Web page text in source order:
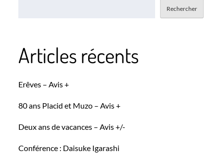
Rechercher
Articles récents
Erêves – Avis +
80 ans Placid et Muzo – Avis +
Deux ans de vacances – Avis +/-
Conférence : Daisuke Igarashi